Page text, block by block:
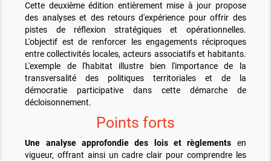
Cette deuxième édition entièrement mise à jour propose
des analyses et des retours d'expérience pour offrir des
pistes de réflexion stratégiques et opérationnelles.
L'objectif est de renforcer les engagements réciproques
entre collectivités locales, acteurs associatifs et habitants.
L'exemple de l'habitat illustre bien l'importance de la
transversalité des politiques territoriales et de la
démocratie participative dans cette démarche de
décloisonnement.
Points forts
Une analyse approfondie des lois et règlements en
vigueur, offrant ainsi un cadre clair pour comprendre les